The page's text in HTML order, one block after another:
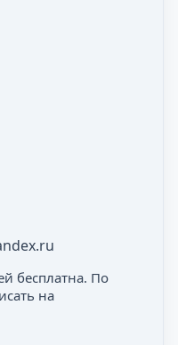
бесплатна. По
на